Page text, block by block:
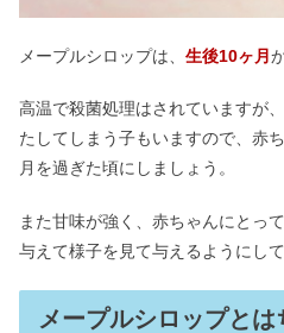
メープルシロップは、 生後10ヶ月
高温で殺菌処理はされていますが
たしてしまう子もいますので、赤
月を過ぎた頃にしましょう。
また甘味が強く、赤ちゃんにとっ
与えて様子を見て与えるようにして
メープルシロップと